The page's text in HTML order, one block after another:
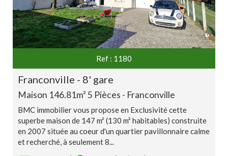
Ref : 1180
franconville - 8' gare
Maison 146.81m² 5 Pièces - Franconville
BMC immobilier vous propose en Exclusivité cette
superbe maison de 147 m² (130 m² habitables) construite
en 2007 située au coeur d'un quartier pavillonnaire calme
et recherché, à seulement 8...